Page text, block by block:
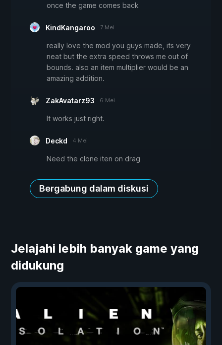
once the game comes back
KindKangaroo 7 Mei
really love the mod you guys made, its very
neat but the extra speed throws me out of
bounds. also an item multiplier would be an
amazing addition.
ZakAvatarz93 6 Mei
It works just right.
Deckd 4 Mei
Need the clone iten on drag
Bergabung dalam diskusi
Jelajahi lebih banyak game yang
didukung